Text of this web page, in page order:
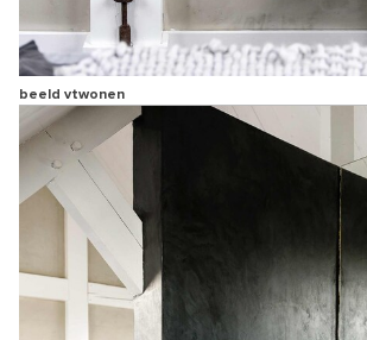
beeld vtwonen